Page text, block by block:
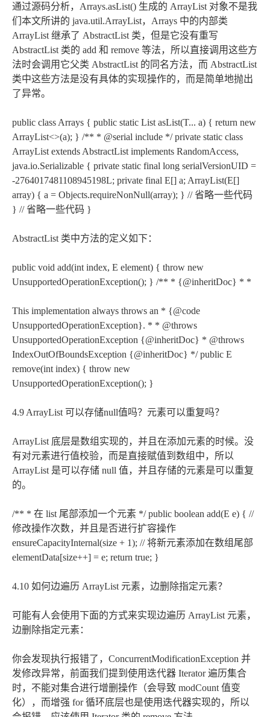
通过源码分析，Arrays.asList() 生成的 ArrayList 对象不是我
们本文所讲的 java.util.ArrayList，Arrays 中的内部类
ArrayList 继承了 AbstractList 类，但是它没有重写
AbstractList 类的 add 和 remove 等法，所以直接调用这些方
法时会调用它父类 AbstractList 的同名方法，而 AbstractList
类中这些方法是没有具体的实现操作的，而是简单地抛出
了异常。
public class Arrays { public static List asList(T... a) { return new
ArrayList<>(a); } /** * @serial include */ private static class
ArrayList extends AbstractList implements RandomAccess,
java.io.Serializable { private static final long serialVersionUID =
-2764017481108945198L; private final E[] a; ArrayList(E[]
array) { a = Objects.requireNonNull(array); } // 省略一些代码
} // 省略一些代码 }
AbstractList 类中方法的定义如下：
public void add(int index, E element) { throw new
UnsupportedOperationException(); } /** * {@inheritDoc} * *
This implementation always throws an * {@code
UnsupportedOperationException}. * * @throws
UnsupportedOperationException {@inheritDoc} * @throws
IndexOutOfBoundsException {@inheritDoc} */ public E
remove(int index) { throw new
UnsupportedOperationException(); }
4.9 ArrayList 可以存储null值吗？元素可以重复吗？
ArrayList 底层是数组实现的，并且在添加元素的时候。没
有对元素进行值校验，而是直接赋值到数组中，所以
ArrayList 是可以存储 null 值，并且存储的元素是可以重复
的。
/** * 在 list 尾部添加一个元素 */ public boolean add(E e) { //
修改操作次数，并且是否进行扩容操作
ensureCapacityInternal(size + 1); // 将新元素添加在数组尾部
elementData[size++] = e; return true; }
4.10 如何边遍历 ArrayList 元素，边删除指定元素？
可能有人会使用下面的方式来实现边遍历 ArrayList 元素，
边删除指定元素：
你会发现执行报错了，ConcurrentModificationException 并
发修改异常，前面我们提到使用迭代器 Iterator 遍历集合
时，不能对集合进行增删操作（会导致 modCount 值变
化），而增强 for 循环底层也是使用迭代器实现的，所以